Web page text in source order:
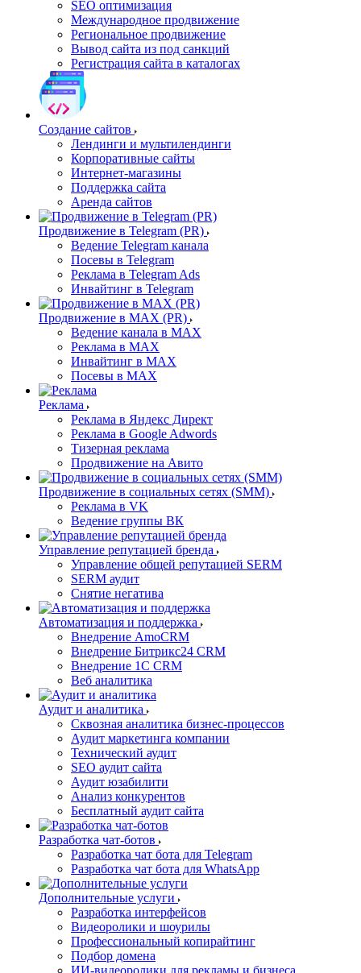
SEO оптимизация
Международное продвижение
Региональное продвижение
Вывод сайта из под санкций
Регистрация сайта в каталогах
Создание сайтов
Лендинги и мультилендинги
Корпоративные сайты
Интернет-магазины
Поддержка сайта
Аренда сайтов
Продвижение в Telegram (PR)
Ведение Telegram канала
Посевы в Telegram
Реклама в Telegram Ads
Инвайтинг в Telegram
Продвижение в MAX (PR)
Ведение канала в MAX
Реклама в MAX
Инвайтинг в MAX
Посевы в MAX
Реклама
Реклама в Яндекс Директ
Реклама в Google Adwords
Тизерная реклама
Продвижение на Авито
Продвижение в социальных сетях (SMM)
Реклама в VK
Ведение группы ВК
Управление репутацией бренда
Управление общей репутацией SERM
SERM аудит
Снятие негатива
Автоматизация и поддержка
Внедрение AmoCRM
Внедрение Битрикс24 CRM
Внедрение 1C CRM
Веб аналитика
Аудит и аналитика
Сквозная аналитика бизнес-процессов
Аудит маркетинга компании
Технический аудит
SEO аудит сайта
Аудит юзабилити
Анализ конкурентов
Бесплатный аудит сайта
Разработка чат-ботов
Разработка чат бота для Telegram
Разработка чат бота для WhatsApp
Дополнительные услуги
Разработка интерфейсов
Видеоролики и шоурилы
Профессиональный копирайтинг
Подбор домена
ИИ-видеоролики для рекламы и бизнеса